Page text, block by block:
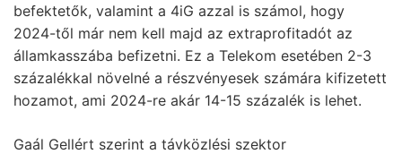
befektetők, valamint a 4iG azzal is számol, hogy
2024-től már nem kell majd az extraprofitadót az
államkasszába befizetni. Ez a Telekom esetében 2-3
százalékkal növelné a részvényesek számára kifizetett
hozamot, ami 2024-re akár 14-15 százalék is lehet.
Gaál Gellért szerint a távközlési szektor